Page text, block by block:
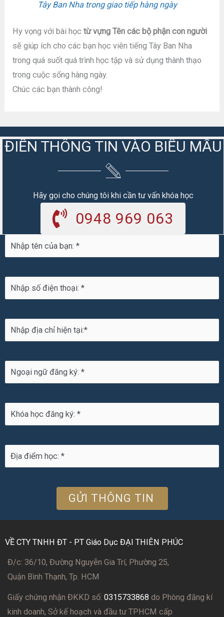
Tây Ban Nha trong giao tiếp hàng ngày
Hy vọng với bài họctừ vựng Tên các bộ phận con người
sẽ giúp ích cho các bạn học viên tiếng Tây Ban Nha
trong quá suốt quá trình học tập và sử dụng thành thạo
trong cuộc sống hàng ngày.
Chúc các bạn thành công!
ĐIỀN THÔNG TIN VÀO BIỂU MẪU
Hãy gọi cho chúng tôi khi cần tư vấn khóa học
0948 969 063
VỀ CTY TNHH ĐT - PT Giáo Dục ĐẠI THIÊN PHÚC
Đ/c: 36/10, Đường Nguyễn Gia Trí, Phường 25,
Quận Bình Thạnh, Tp. HCM
Giấy chứng nhận ĐKKD số: 0315733868 do Phòng đăng kí
kinh doanh, Sở kế hoạch và đầu tư TPHCM cấp